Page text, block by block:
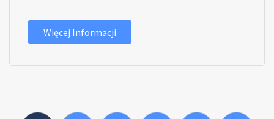
Więcej Informacji